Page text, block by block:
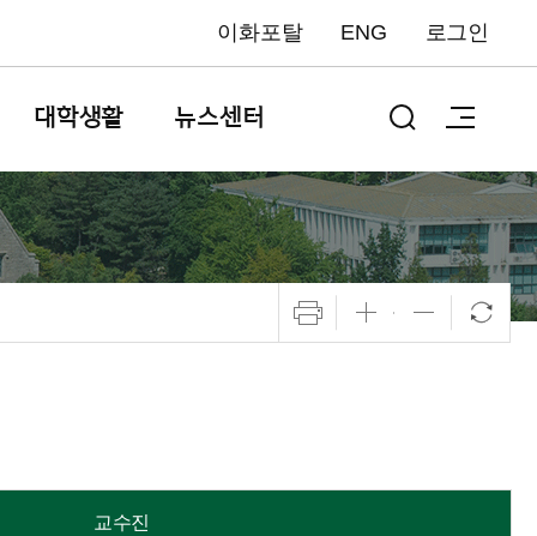
이화포탈 ENG 로그인
대학생활 뉴스센터
교수진